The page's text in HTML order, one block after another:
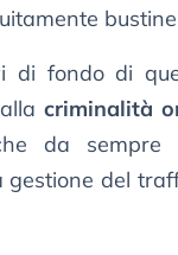
di fondo di
criminalità
da sempre
del